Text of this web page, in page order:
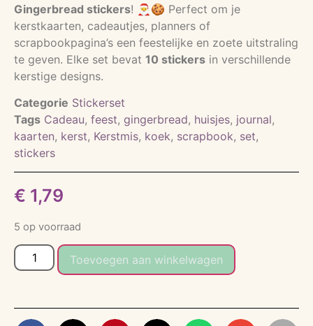
Gingerbread stickers! 🎅🍪 Perfect om je
kerstkaarten, cadeautjes, planners of
scrapbookpagina’s een feestelijke en zoete uitstraling
te geven. Elke set bevat 10 stickers in verschillende
kerstige designs.
Categorie Stickerset
Tags Cadeau, feest, gingerbread, huisjes, journal,
kaarten, kerst, Kerstmis, koek, scrapbook, set,
stickers
€ 1,79
5 op voorraad
Toevoegen aan winkelwagen